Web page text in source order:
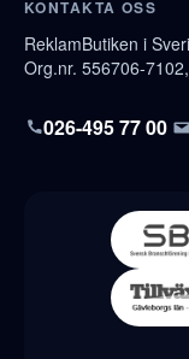
KONTAKTA OSS
ReklamButiken i
Org.nr. 556706-
026-495 77 00